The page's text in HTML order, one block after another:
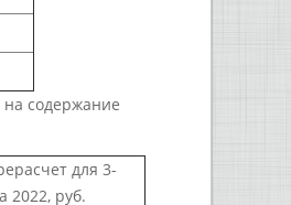
содержание
для 3-
2022, руб.